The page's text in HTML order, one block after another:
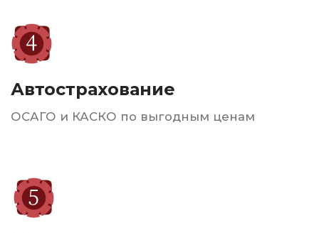
на дороге
клиентов.